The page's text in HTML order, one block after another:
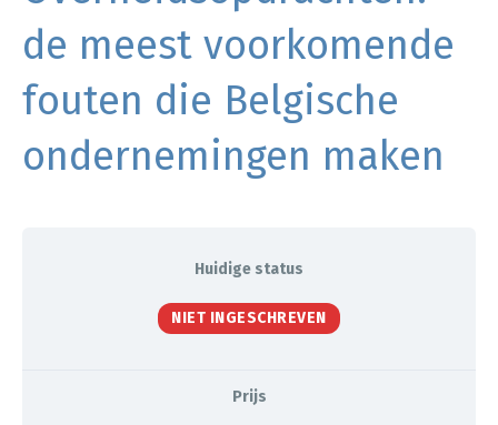
de meest voorkomende
fouten die Belgische
ondernemingen maken
Huidige status
NIET INGESCHREVEN
Prijs